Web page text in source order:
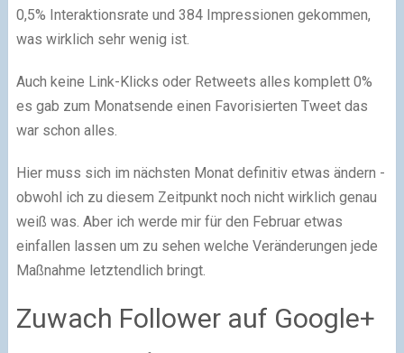
0,5% Interaktionsrate und 384 Impressionen gekommen,
was wirklich sehr wenig ist.
Auch keine Link-Klicks oder Retweets alles komplett 0%
es gab zum Monatsende einen Favorisierten Tweet das
war schon alles.
Hier muss sich im nächsten Monat definitiv etwas ändern -
obwohl ich zu diesem Zeitpunkt noch nicht wirklich genau
weiß was. Aber ich werde mir für den Februar etwas
einfallen lassen um zu sehen welche Veränderungen jede
Maßnahme letztendlich bringt.
Zuwach Follower auf Google+